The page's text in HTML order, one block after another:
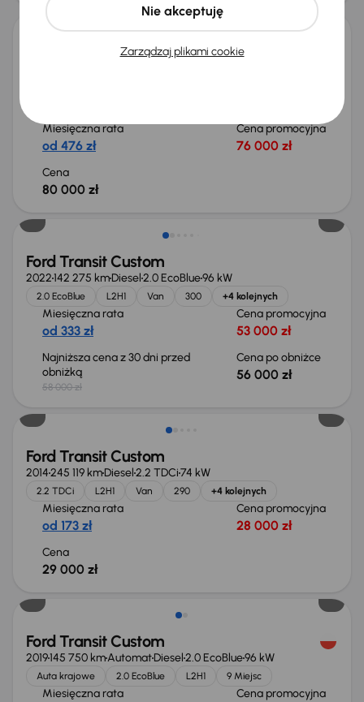
Ford Transit Custom
Miesięczna rata
od 476 zł
Cena promocyjna
76 000 zł
Cena
80 000 zł
Taniej o 2 000 zł
Ford Transit Custom
2022142 275 kmDiesel2.0 EcoBlue96 kW
2.0 EcoBlue L2H1 Van 300 +4 kolejnych
Miesięczna rata
od 333 zł
Cena promocyjna
53 000 zł
Najniższa cena z 30 dni przed
obniżką
58 000 zł
Cena po obniżce
56 000 zł
Możliwość odliczenia VAT
Ford Transit Custom
2014245 119 kmDiesel2.2 TDCi74 kW
2.2 TDCi L2H1 Van 290 +4 kolejnych
Miesięczna rata
od 173 zł
Cena promocyjna
28 000 zł
Cena
29 000 zł
Ford Transit Custom
2019145 750 kmAutomatDiesel2.0 EcoBlue96 kW
Auta krajowe 2.0 EcoBlue L2H1 9 Miejsc
Miesięczna rata Cena promocyjna
Zarządzaj plikami cookie
Nie akceptuję